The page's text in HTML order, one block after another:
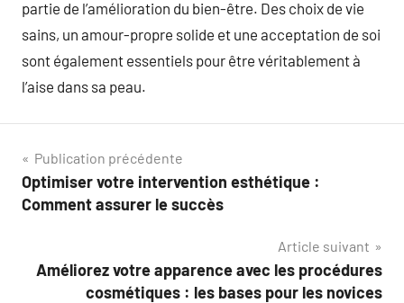
partie de l’amélioration du bien-être. Des choix de vie
sains, un amour-propre solide et une acceptation de soi
sont également essentiels pour être véritablement à
l’aise dans sa peau.
Navigation
de
Publication précédente
Optimiser votre intervention esthétique :
Comment assurer le succès
Article suivant
Améliorez votre apparence avec les procédures
cosmétiques : les bases pour les novices